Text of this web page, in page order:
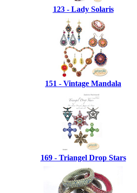
123 - Lady Solaris
151 - Vintage Mandala
169 - Triangel Drop Stars